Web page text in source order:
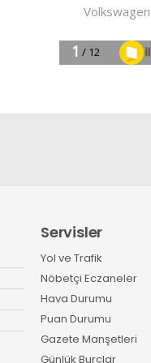
Servisler
Yol ve Trafik
Nöbetçi Eczaneler
Hava Durumu
Puan Durumu
Gazete Manşetleri
Günlük Burçlar